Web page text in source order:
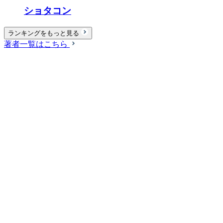
ショタコン
ランキングをもっと見る
著者一覧はこちら